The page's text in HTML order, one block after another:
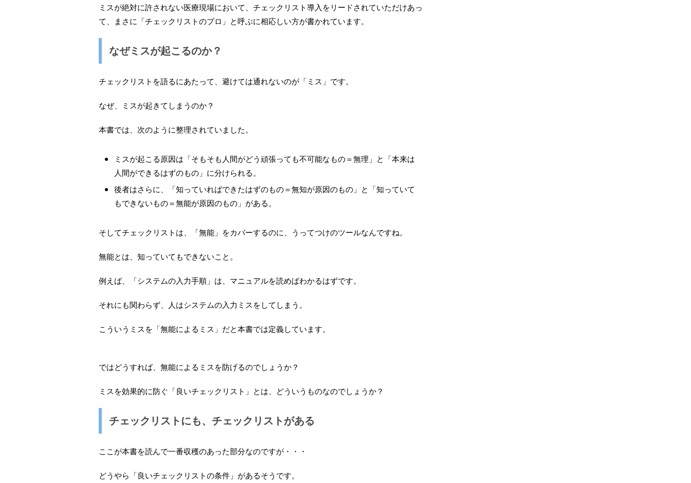
ミスが絶対に許されない医療現場において、チェックリスト導入をリードされていただけあっ
て、まさに「チェックリストのプロ」と呼ぶに相応しい方が書かれています。
なぜミスが起こるのか？
チェックリストを語るにあたって、避けては通れないのが「ミス」です。
なぜ、ミスが起きてしまうのか？
本書では、次のように整理されていました。
ミスが起こる原因は「そもそも人間がどう頑張っても不可能なもの＝無理」と「本来は
人間ができるはずのもの」に分けられる。
後者はさらに、「知っていればできたはずのもの＝無知が原因のもの」と「知っていて
もできないもの＝無能が原因のもの」がある。
そしてチェックリストは、「無能」をカバーするのに、うってつけのツールなんですね。
無能とは、知っていてもできないこと。
例えば、「システムの入力手順」は、マニュアルを読めばわかるはずです。
それにも関わらず、人はシステムの入力ミスをしてしまう。
こういうミスを「無能によるミス」だと本書では定義しています。
ではどうすれば、無能によるミスを防げるのでしょうか？
ミスを効果的に防ぐ「良いチェックリスト」とは、どういうものなのでしょうか？
チェックリストにも、チェックリストがある
ここが本書を読んで一番収穫のあった部分なのですが・・・
どうやら「良いチェックリストの条件」があるそうです。